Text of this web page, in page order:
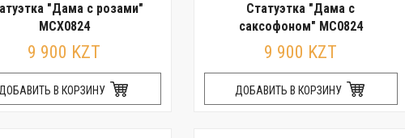
"Дама с розами"
MCX0824
9 900 KZT
В КОРЗИНУ
Статуэтка "Дама с
саксофоном" MC0824
9 900 KZT
ДОБАВИТЬ В КОРЗИНУ